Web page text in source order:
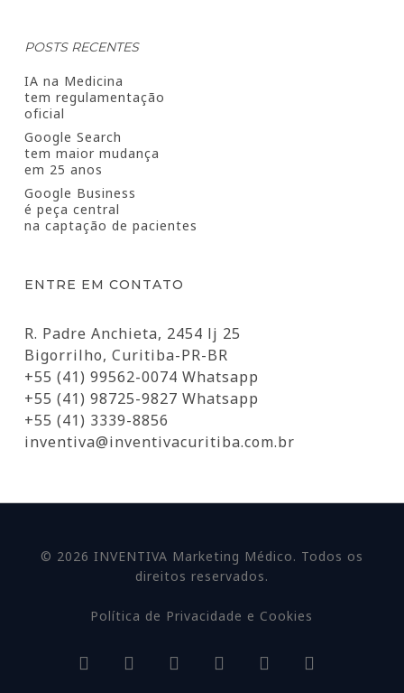
POSTS RECENTES
IA na Medicina
tem regulamentação
oficial
Google Search
tem maior mudança
em 25 anos
Google Business
é peça central
na captação de pacientes
ENTRE EM CONTATO
R. Padre Anchieta, 2454 lj 25
Bigorrilho, Curitiba-PR-BR
+55 (41) 99562-0074 Whatsapp
+55 (41) 98725-9827 Whatsapp
+55 (41) 3339-8856
inventiva@inventivacuritiba.com.br
© 2026 INVENTIVA Marketing Médico. Todos os
direitos reservados.
Política de Privacidade e Cookies
facebooklinkedinyoutubegoogle-instagramwhatsapp